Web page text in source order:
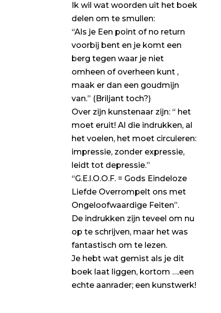
Ik wil wat woorden uit het boek
delen om te smullen:
“Als je Een point of no return
voorbij bent en je komt een
berg tegen waar je niet
omheen of overheen kunt ,
maak er dan een goudmijn
van.” (Briljant toch?)
Over zijn kunstenaar zijn: “ het
moet eruit! Al die indrukken, al
het voelen, het moet circuleren:
impressie, zonder expressie,
leidt tot depressie.”
“G.E.l.O.O.F. = Gods Eindeloze
Liefde Overrompelt ons met
Ongeloofwaardige Feiten”.
De indrukken zijn teveel om nu
op te schrijven, maar het was
fantastisch om te lezen.
Je hebt wat gemist als je dit
boek laat liggen, kortom ….een
echte aanrader; een kunstwerk!